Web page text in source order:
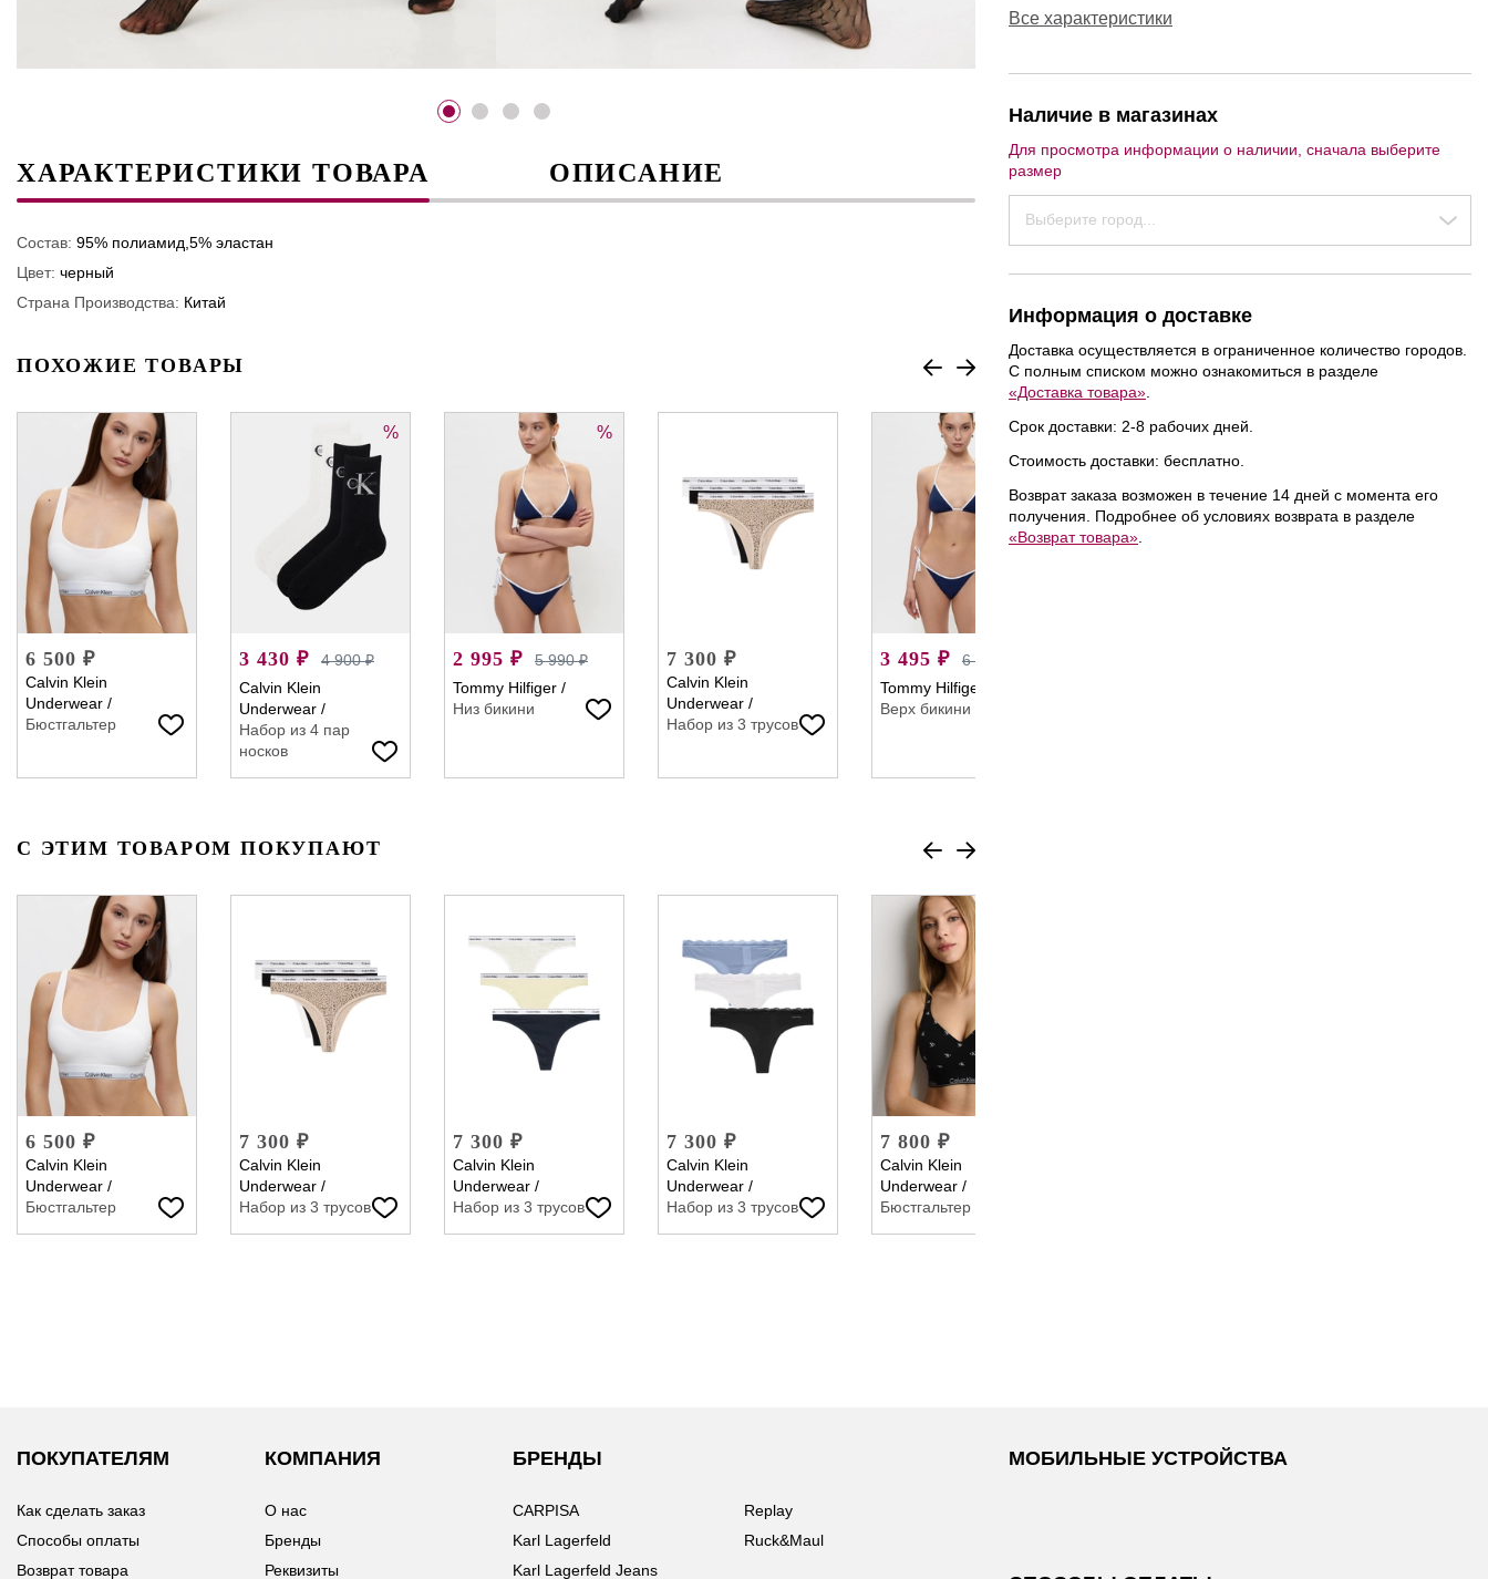
ХАРАКТЕРИСТИКИ ТОВАРА ОПИСАНИЕ
Состав: 95% полиамид,5% эластан
Цвет: черный
Страна Производства: Китай
ПОХОЖИЕ ТОВАРЫ
6 500 ₽
Calvin Klein
Underwear /
Бюстгальтер
%
3 430 ₽
4 900 ₽
Calvin Klein
Underwear /
Набор из 4 пар
носков
%
2 995 ₽
5 990 ₽
Tommy Hilfiger /
Низ бикини
7 300 ₽
Calvin Klein
Underwear /
Набор из 3 трусов
%
3 495 ₽
6 990 ₽
Tommy Hilfiger
Верх бикини
С ЭТИМ ТОВАРОМ ПОКУПАЮТ
6 500 ₽
Calvin Klein
Underwear /
Бюстгальтер
7 300 ₽
Calvin Klein
Underwear /
Набор из 3 трусов
7 300 ₽
Calvin Klein
Underwear /
Набор из 3 трусов
7 300 ₽
Calvin Klein
Underwear /
Набор из 3 трусов
7 800 ₽
Calvin Klein
Underwear /
Бюстгальтер
Все характеристики
Наличие в магазинах
Для просмотра информации о наличии, сначала выберите
размер
Выберите город...
Информация о доставке
Доставка осуществляется в ограниченное количество городов.
С полным списком можно ознакомиться в разделе
«Доставка товара»
Срок доставки: 2-8 рабочих дней.
Стоимость доставки: бесплатно.
Возврат заказа возможен в течение 14 дней с момента его
получения. Подробнее об условиях возврата в разделе
«Возврат товара»
ПОКУПАТЕЛЯМ
Как сделать заказ
Способы оплаты
Возврат товара
КОМПАНИЯ
О нас
Бренды
Реквизиты
БРЕНДЫ
CARPISA
Karl Lagerfeld
Karl Lagerfeld Jeans
Replay
Ruck&Maul
МОБИЛЬНЫЕ УСТРОЙСТВА